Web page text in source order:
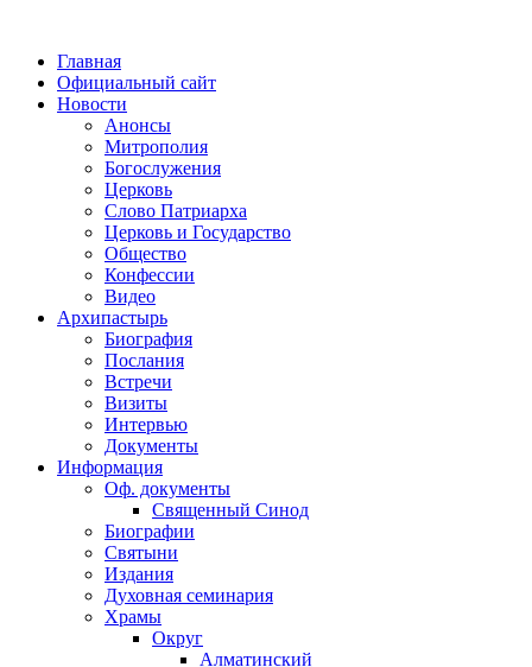
Главная
Официальный сайт
Новости
Анонсы
Митрополия
Богослужения
Церковь
Слово Патриарха
Церковь и Государство
Общество
Конфессии
Видео
Архипастырь
Биография
Послания
Встречи
Визиты
Интервью
Документы
Информация
Оф. документы
Священный Синод
Биографии
Святыни
Издания
Духовная семинария
Храмы
Округ
Алматинский